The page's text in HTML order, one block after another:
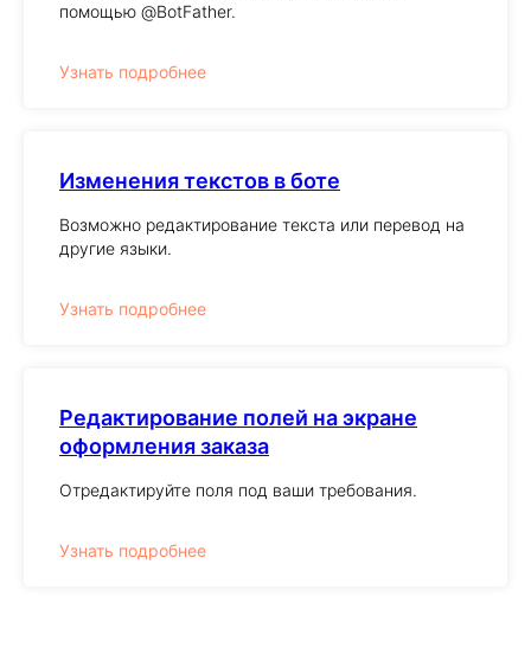
помощью @BotFather.
Узнать подробнее
Изменения текстов в боте
Возможно редактирование текста или перевод на
другие языки.
Узнать подробнее
Редактирование полей на экране
оформления заказа
Отредактируйте поля под ваши требования.
Узнать подробнее